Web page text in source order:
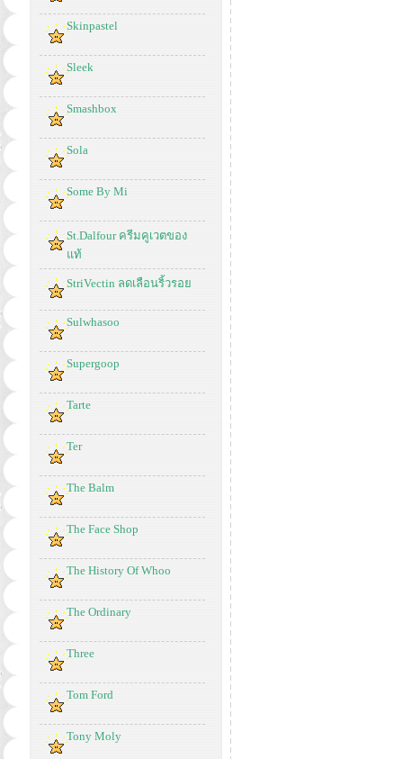
Skinpastel
Sleek
Smashbox
Sola
Some By Mi
St.Dalfour ครีมคูเวตของ
แท้
StriVectin ลดเลือนริ้วรอย
Sulwhasoo
Supergoop
Tarte
Ter
The Balm
The Face Shop
The History Of Whoo
The Ordinary
Three
Tom Ford
Tony Moly